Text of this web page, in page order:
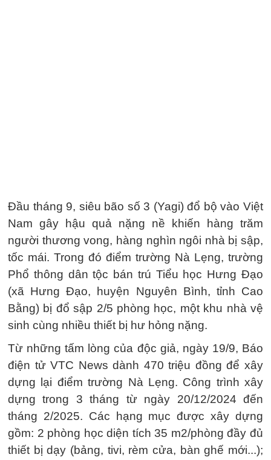
Đầu tháng 9, siêu bão số 3 (Yagi) đổ bộ vào Việt
Nam gây hậu quả nặng nề khiến hàng trăm
người thương vong, hàng nghìn ngôi nhà bị sập,
tốc mái. Trong đó điểm trường Nà Lẹng, trường
Phổ thông dân tộc bán trú Tiểu học Hưng Đạo
(xã Hưng Đạo, huyện Nguyên Bình, tỉnh Cao
Bằng) bị đổ sập 2/5 phòng học, một khu nhà vệ
sinh cùng nhiều thiết bị hư hỏng nặng.
Từ những tấm lòng của độc giả, ngày 19/9, Báo
điện tử VTC News dành 470 triệu đồng để xây
dựng lại điểm trường Nà Lẹng. Công trình xây
dựng trong 3 tháng từ ngày 20/12/2024 đến
tháng 2/2025. Các hạng mục được xây dựng
gồm: 2 phòng học diện tích 35 m2/phòng đầy đủ
thiết bị dạy (bảng, tivi, rèm cửa, bàn ghế mới...);